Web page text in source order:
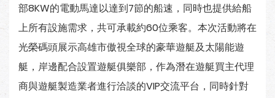
部8KW的電動馬達以達到7節的船速，同時也提供給船
上所有設施需求，共可承載約60位乘客。本次活動將在
光榮碼頭展示高雄市傲視全球的豪華遊艇及太陽能遊
艇，岸邊配合設置遊艇俱樂部，作為潛在遊艇買主代理
商與遊艇製造業者進行洽談的VIP交流平台，同時針對